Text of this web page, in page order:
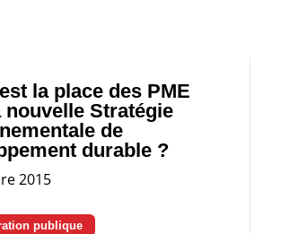
la place des PME
nouvelle Stratégie
de
durable ?
2015
publique